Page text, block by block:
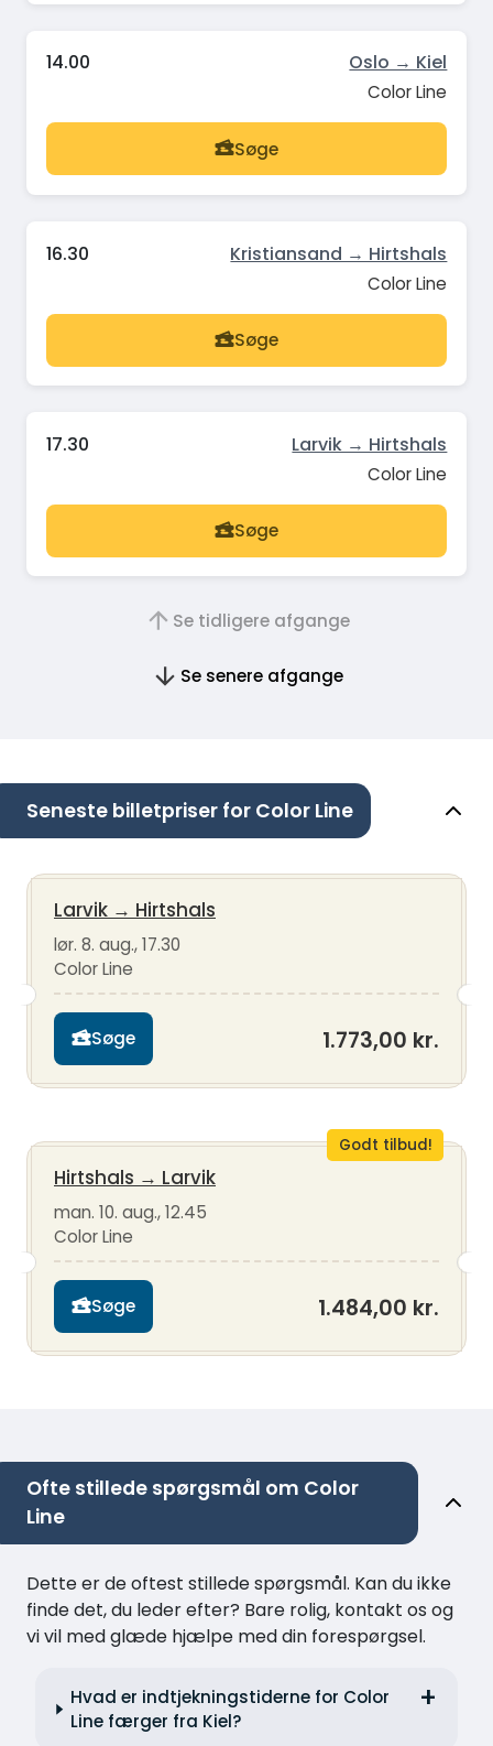
14.00 Oslo → Kiel
Color Line
Søge
16.30 Kristiansand → Hirtshals
Color Line
Søge
17.30 Larvik → Hirtshals
Color Line
Søge
Se tidligere afgange
Se senere afgange
Seneste billetpriser for Color Line
Larvik → Hirtshals
lør. 8. aug., 17.30
Color Line
Søge 1.773,00 kr.
Godt tilbud!
Hirtshals → Larvik
man. 10. aug., 12.45
Color Line
Søge 1.484,00 kr.
Ofte stillede spørgsmål om Color
Line
Dette er de oftest stillede spørgsmål. Kan du ikke
finde det, du leder efter? Bare rolig, kontakt os og
vi vil med glæde hjælpe med din forespørgsel.
Hvad er indtjekningstiderne for Color
Line færger fra Kiel?